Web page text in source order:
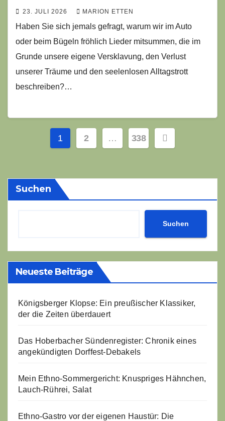
23. JULI 2026 MARION ETTEN
Haben Sie sich jemals gefragt, warum wir im Auto
oder beim Bügeln fröhlich Lieder mitsummen, die im
Grunde unsere eigene Versklavung, den Verlust
unserer Träume und den seelenlosen Alltagstrott
beschreiben?…
Seitennummerierung
Beiträge
1 2 … 338
Suchen
Suchen
Neueste Beiträge
Königsberger Klopse: Ein preußischer Klassiker,
der die Zeiten überdauert
Das Hoberbacher Sündenregister: Chronik eines
angekündigten Dorffest-Debakels
Mein Ethno-Sommergericht: Knuspriges Hähnchen,
Lauch-Rührei, Salat
Ethno-Gastro vor der eigenen Haustür: Die